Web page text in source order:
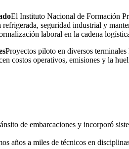
El Instituto Nacional de Formación
seguridad industrial y
laboral en la cadena
Proyectos piloto en diversos
costos operativos, emisiones y la
de embarcaciones y incorporó
años a miles de técnicos en